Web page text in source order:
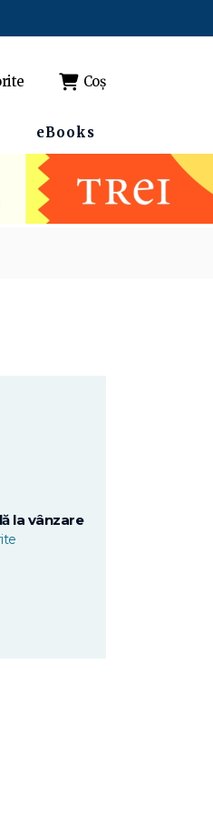
Coș
eBooks
la vânzare